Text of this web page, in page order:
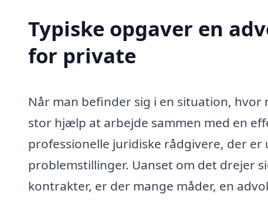
Typiske opgaver en
for private
Når man befinder sig i en situation,
stor hjælp at arbejde sammen med en
professionelle juridiske rådgivere, der
problemstillinger. Uanset om det drejer
kontrakter, er der mange måder, en